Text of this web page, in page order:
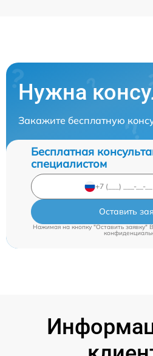
Нужна
Закажите бесплатную
Бесплатная
специалистом
Оставить
Нажимая на кнопку "Оставить заявку"